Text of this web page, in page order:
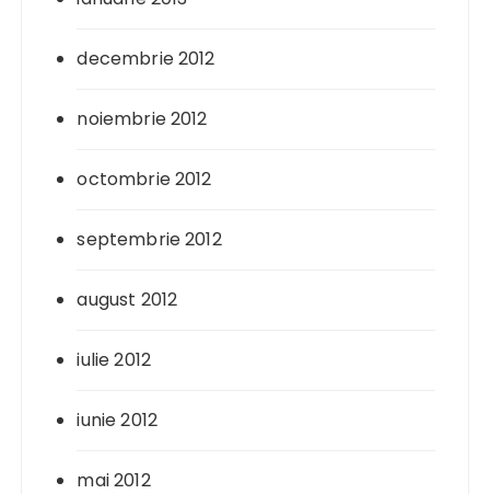
decembrie 2012
noiembrie 2012
octombrie 2012
septembrie 2012
august 2012
iulie 2012
iunie 2012
mai 2012